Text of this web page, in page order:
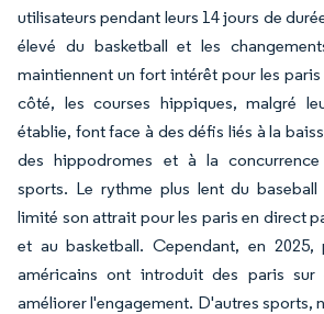
utilisateurs pendant leurs 14 jours de
élevé du basketball et les
maintiennent un fort intérêt pour les
côté, les courses hippiques, malgré
établie, font face à des défis liés à la
des hippodromes et à la concurrence
sports. Le rythme plus lent du baseball
limité son attrait pour les paris en direct
et au basketball. Cependant, en 2025,
américains ont introduit des paris sur
améliorer l'engagement. D'autres sports,